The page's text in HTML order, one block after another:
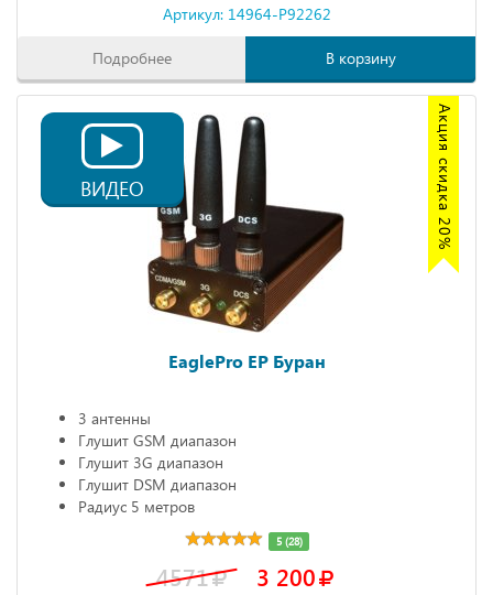
Артикул: 14964-P92262
Подробнее В корзину
Акция скидка 20%
ВИДЕО
EaglePro EP Буран
3 антенны
Глушит GSM диапазон
Глушит 3G диапазон
Глушит DSM диапазон
Радиус 5 метров
5 (28)
4571 3 200